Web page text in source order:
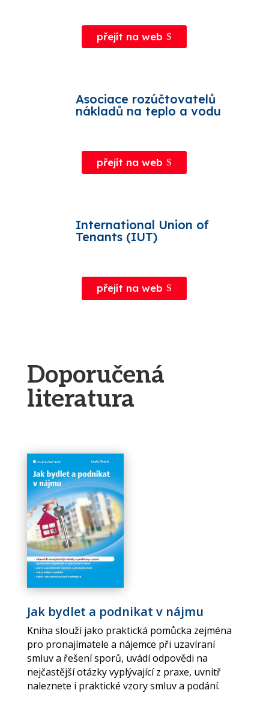
přejít na web
Asociace rozúčtovatelů
nákladů na teplo a vodu
přejít na web
International Union of
Tenants (IUT)
přejít na web
Doporučená
literatura
Jak bydlet a podnikat v nájmu
Kniha slouží jako praktická pomůcka zejména
pro pronajímatele a nájemce při uzavíraní
smluv a řešení sporů, uvádí odpovědi na
nejčastější otázky vyplývající z praxe, uvnitř
naleznete i praktické vzory smluv a podání.